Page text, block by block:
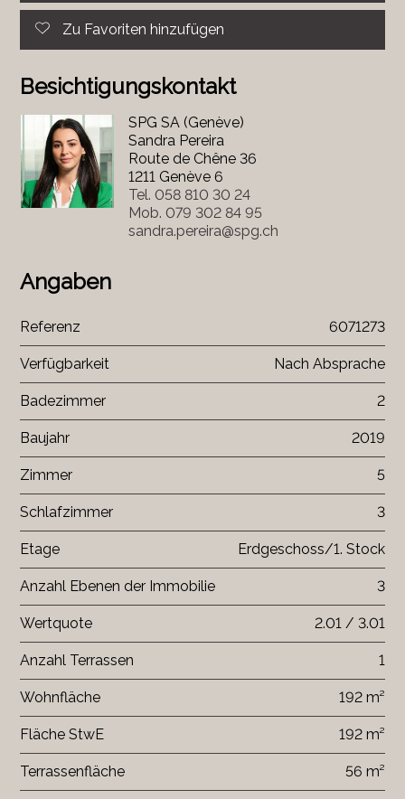
Zu Favoriten hinzufügen
Besichtigungskontakt
SPG SA (Genève)
Sandra Pereira
Route de Chêne 36
1211 Genève 6
Tel. 058 810 30 24
Mob. 079 302 84 95
sandra.pereira@spg.ch
Angaben
Referenz 6071273
Verfügbarkeit Nach Absprache
Badezimmer 2
Baujahr 2019
Zimmer 5
Schlafzimmer 3
Etage Erdgeschoss/1. Stock
Anzahl Ebenen der Immobilie 3
Wertquote 2.01 / 3.01
Anzahl Terrassen 1
Wohnfläche 192 m²
Fläche StwE 192 m²
Terrassenfläche 56 m²